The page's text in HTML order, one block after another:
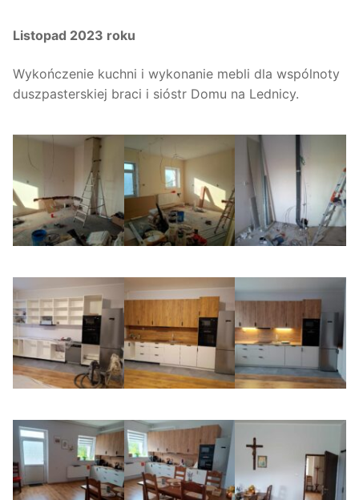
Listopad 2023 roku
Wykończenie kuchni i wykonanie mebli dla wspólnoty
duszpasterskiej braci i sióstr Domu na Lednicy.